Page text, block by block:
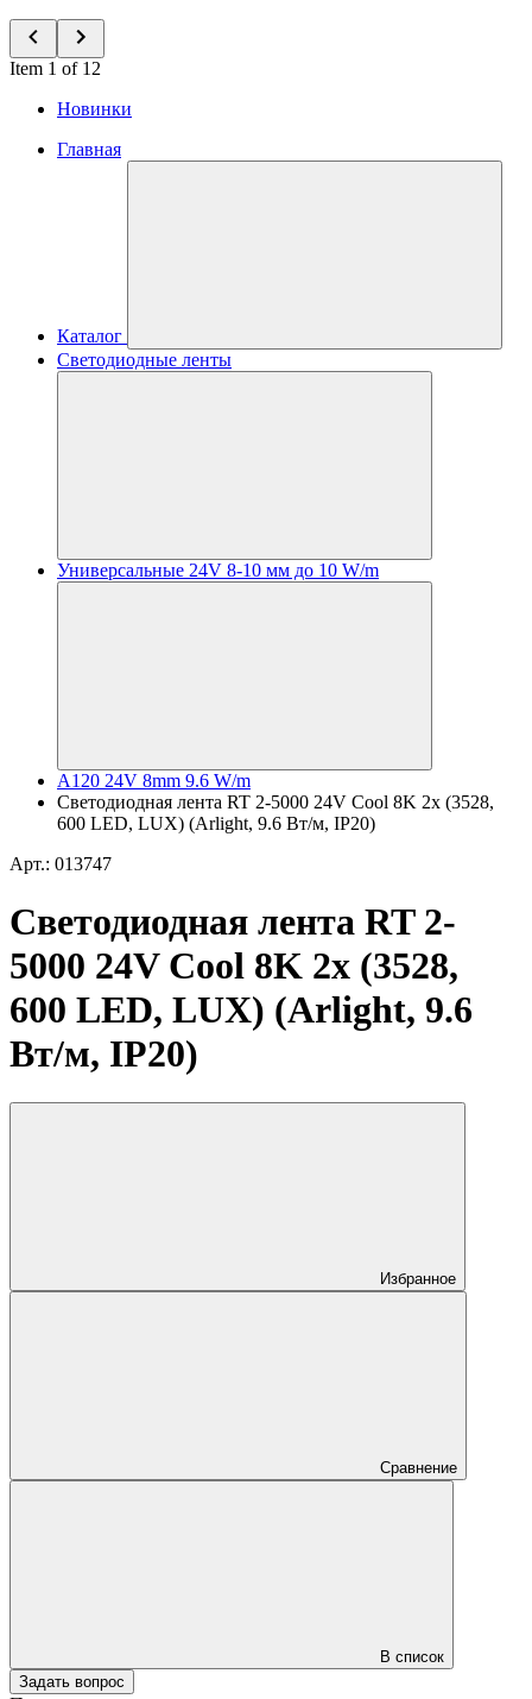
Item 1 of 12
Новинки
Главная
Каталог
Светодиодные ленты
Универсальные 24V 8-10 мм до 10 W/m
A120 24V 8mm 9.6 W/m
Светодиодная лента RT 2-5000 24V Cool 8K 2x (3528,
600 LED, LUX) (Arlight, 9.6 Вт/м, IP20)
Арт.: 013747
Светодиодная лента RT 2-
5000 24V Cool 8K 2x (3528,
600 LED, LUX) (Arlight, 9.6
Вт/м, IP20)
Избранное
Сравнение
В список
Задать вопрос